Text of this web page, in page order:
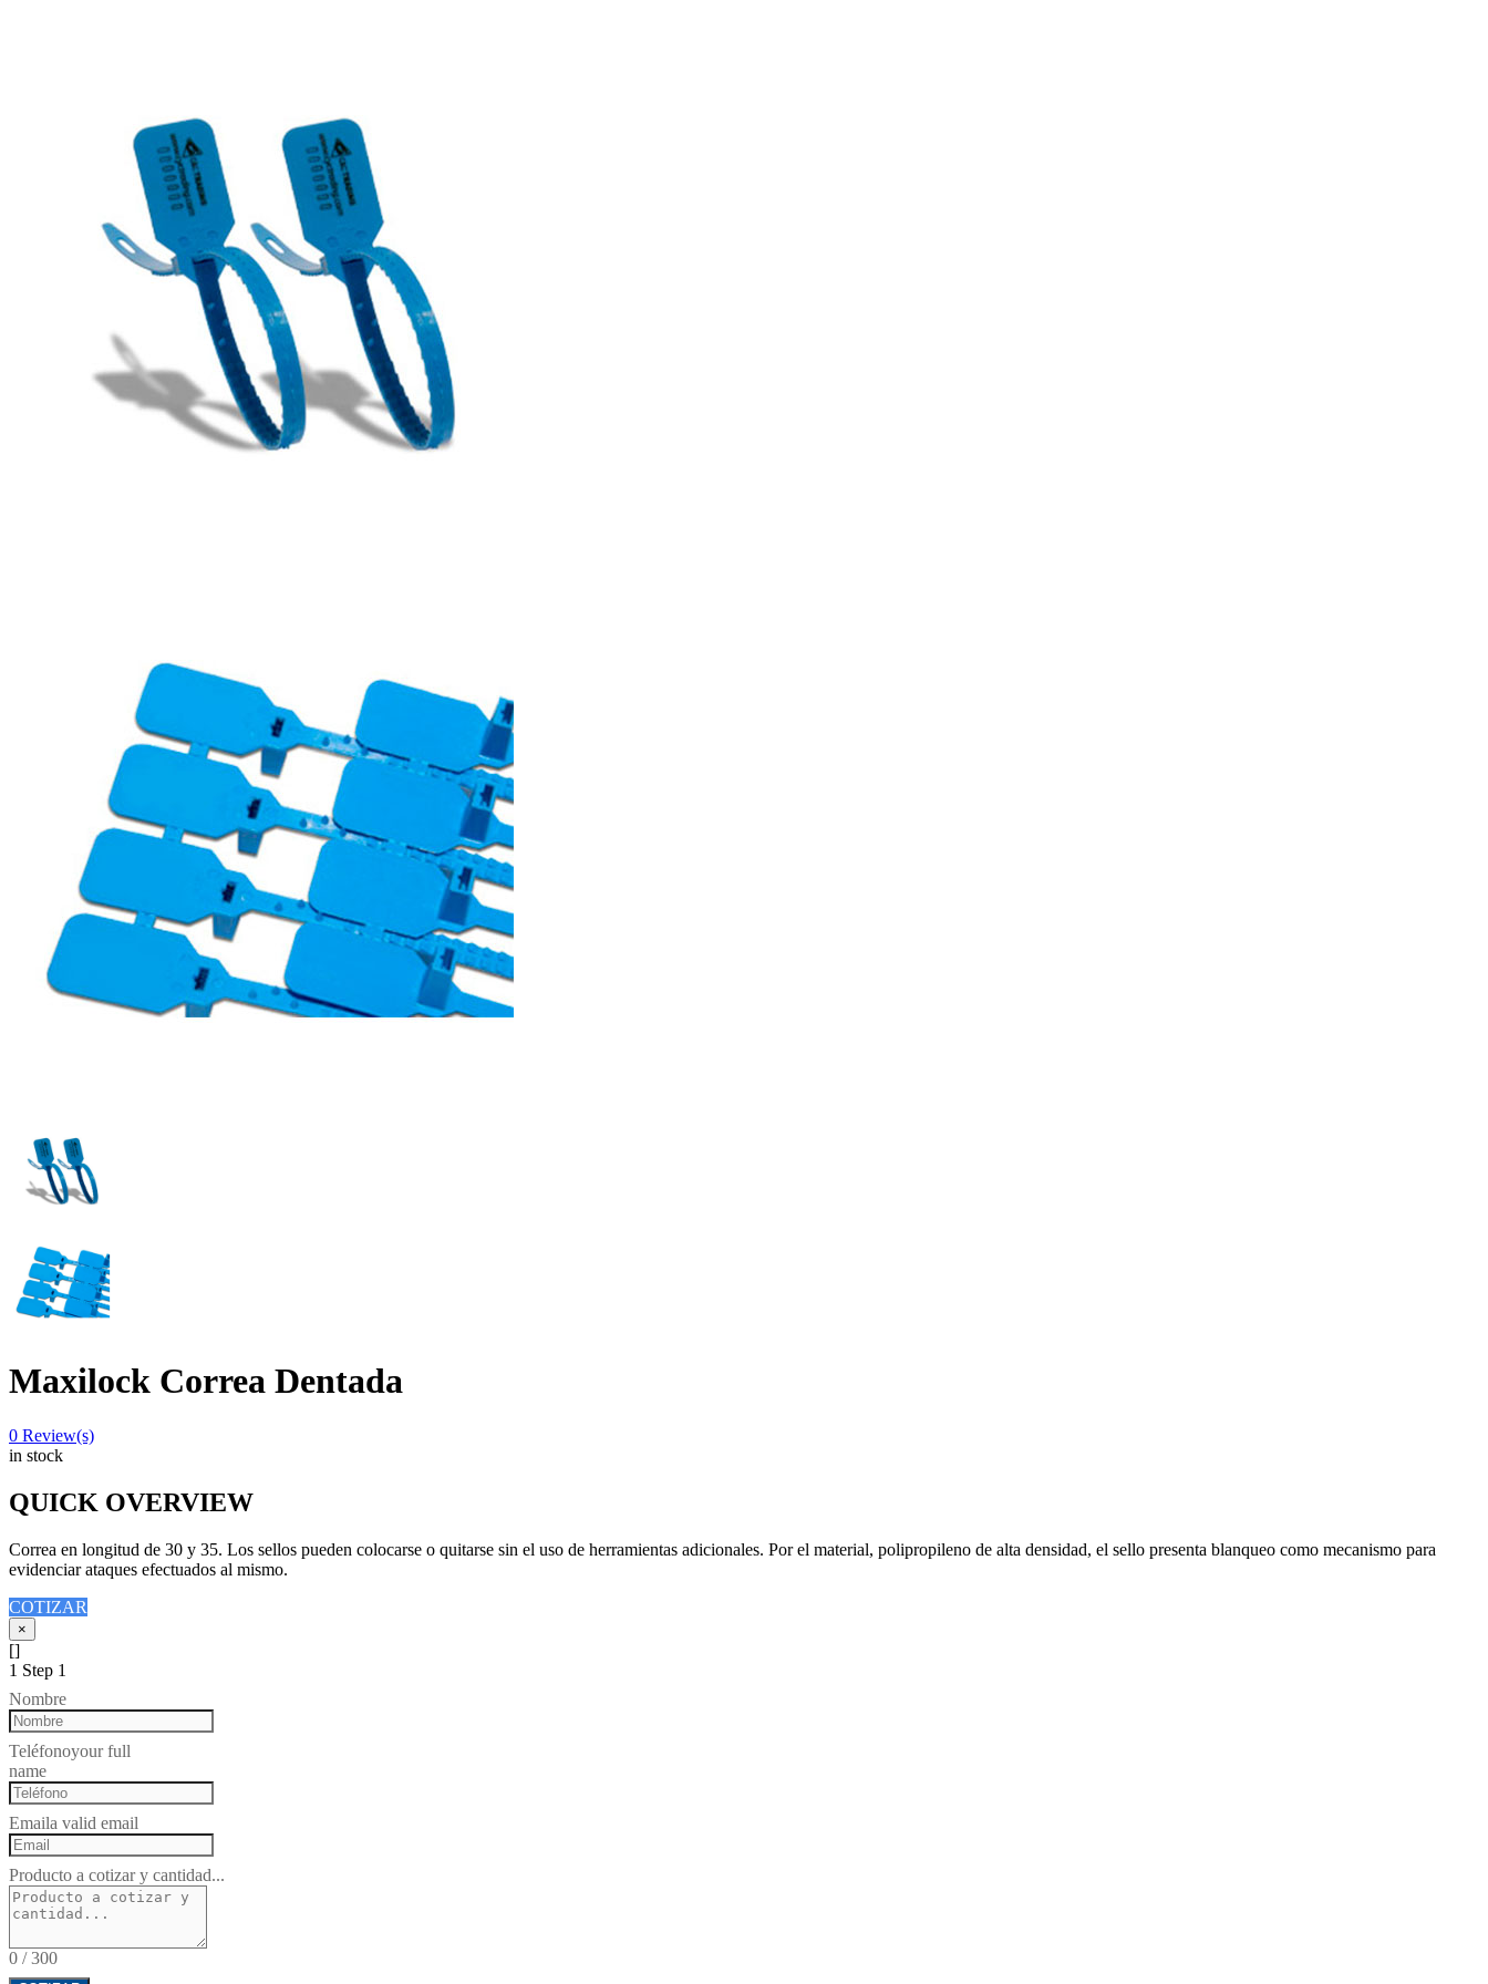
Maxilock Correa Dentada
0 Review(s)
in stock
QUICK OVERVIEW
Correa en longitud de 30 y 35. Los sellos pueden colocarse o quitarse sin el uso de herramientas adicionales. Por el material, polipropileno de alta densidad, el sello presenta blanqueo como mecanismo para
evidenciar ataques efectuados al mismo.
COTIZAR
×
[]
1 Step 1
Nombre
Teléfonoyour full
name
Emaila valid email
Producto a cotizar y cantidad...
0 /300